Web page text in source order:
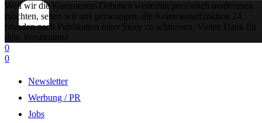
Weil wir die Kommentar-Debatten weiterhin persönlich moderieren
möchten, sehen wir uns gezwungen, die Kommentarfunktion 24
Stunden nach Publikation einer Story zu schliessen. Vielen Dank für
dein Verständnis!
0
0
Newsletter
Werbung / PR
Jobs